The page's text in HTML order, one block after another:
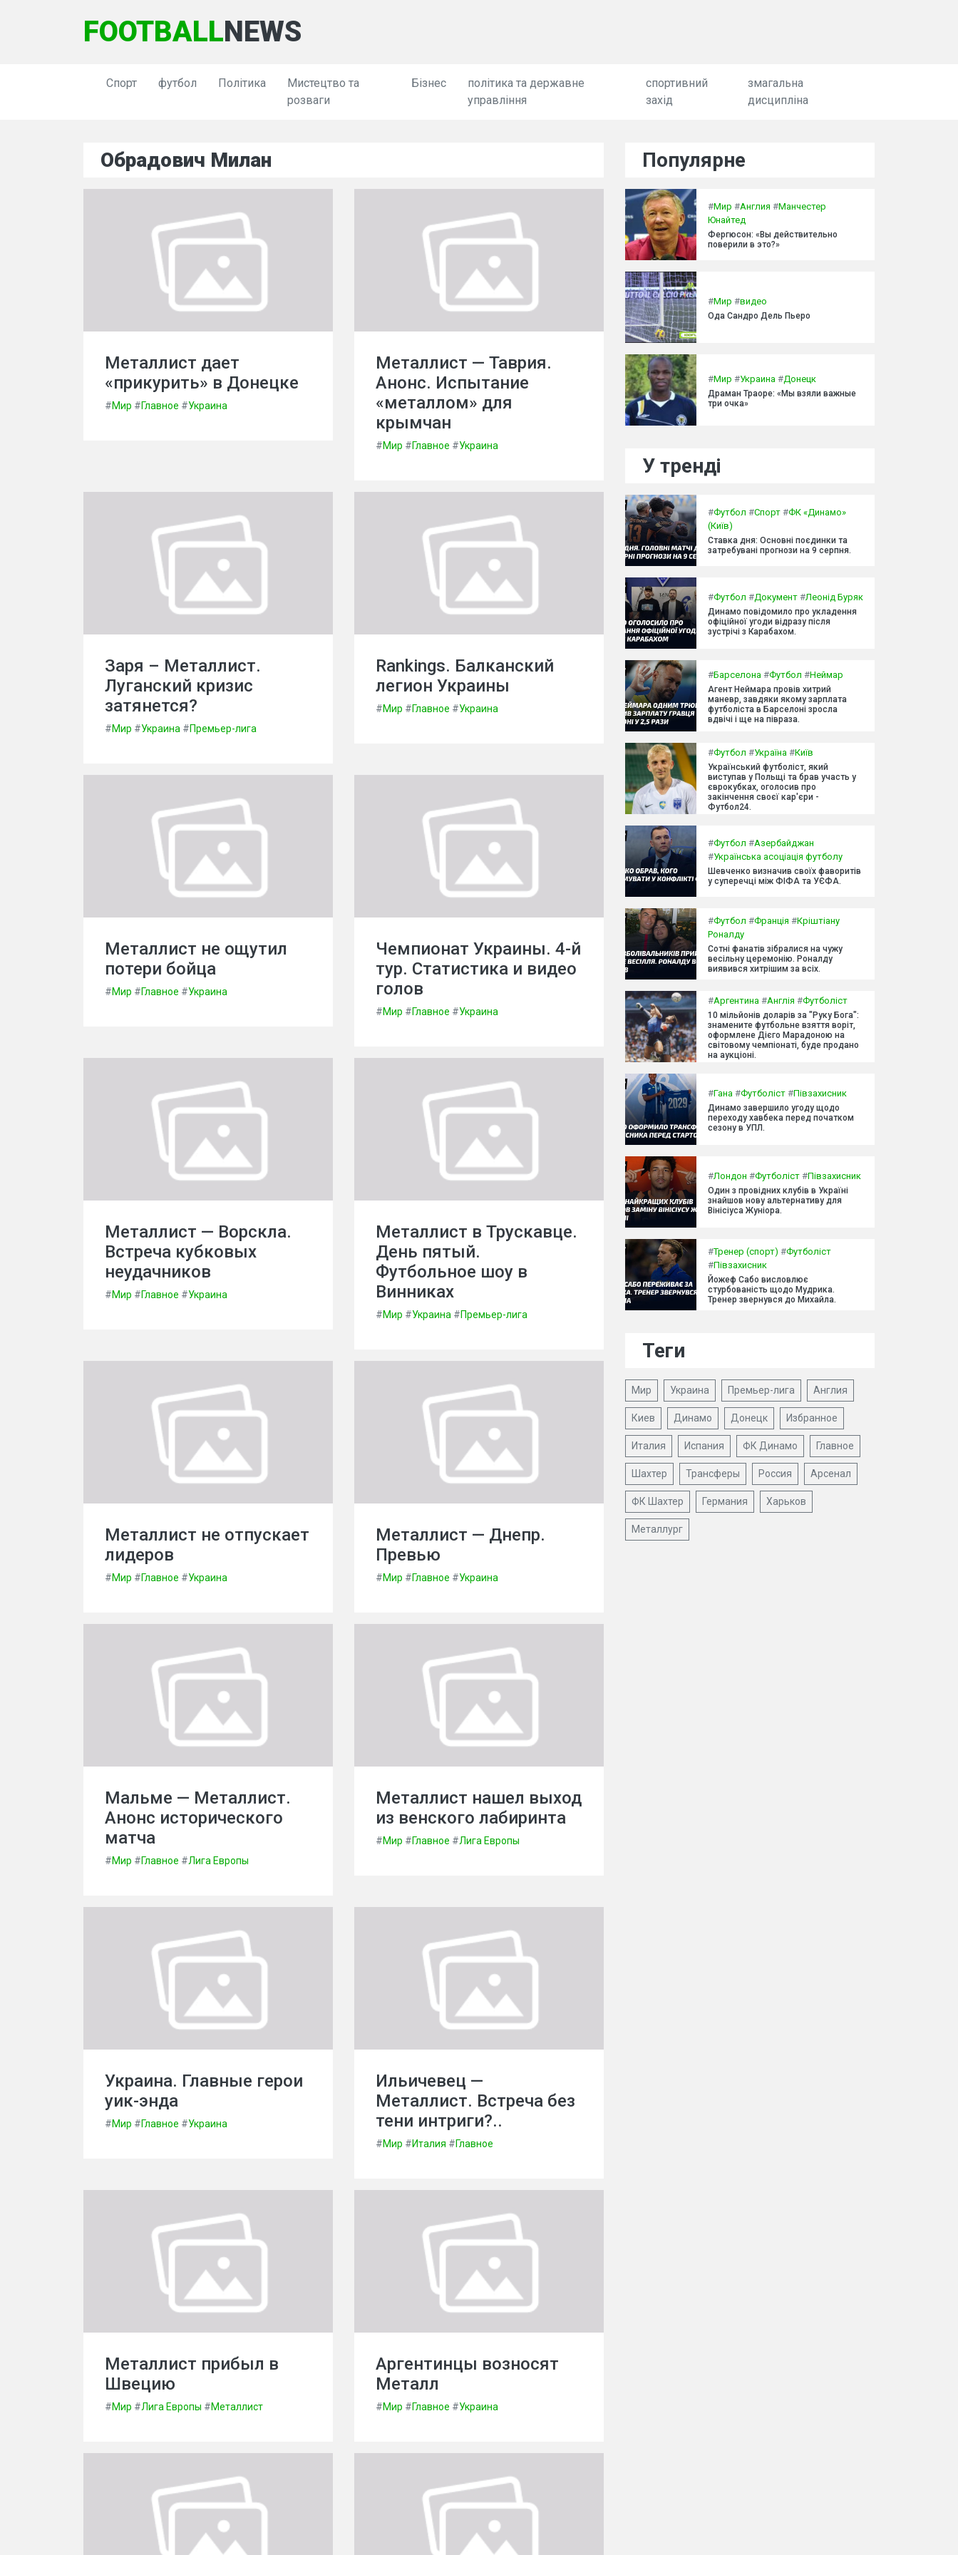
FOOTBALLNEWS
Спорт футбол Політика
Мистецтво та
розваги
Бізнес
політика та державне
управління
спортивний
захід
змагальна
дисципліна
Обрадович Милан
Металлист дает
«прикурить» в Донецке
#Мир #Главное #Украина
Металлист — Таврия.
Анонс. Испытание
«металлом» для
крымчан
#Мир #Главное #Украина
Заря – Металлист.
Луганский кризис
затянется?
#Мир #Украина #Премьер-лига
Rankings. Балканский
легион Украины
#Мир #Главное #Украина
Металлист не ощутил
потери бойца
#Мир #Главное #Украина
Чемпионат Украины. 4-й
тур. Статистика и видео
голов
#Мир #Главное #Украина
Металлист — Ворскла.
Встреча кубковых
неудачников
#Мир #Главное #Украина
Металлист в Трускавце.
День пятый.
Футбольное шоу в
Винниках
#Мир #Украина #Премьер-лига
Металлист не отпускает
лидеров
#Мир #Главное #Украина
Металлист — Днепр.
Превью
#Мир #Главное #Украина
Мальме — Металлист.
Анонс исторического
матча
#Мир #Главное #Лига Европы
Металлист нашел выход
из венского лабиринта
#Мир #Главное #Лига Европы
Украина. Главные герои
уик-энда
#Мир #Главное #Украина
Ильичевец —
Металлист. Встреча без
тени интриги?..
#Мир #Италия #Главное
Металлист прибыл в
Швецию
#Мир #Лига Европы #Металлист
Аргентинцы возносят
Металл
#Мир #Главное #Украина
Популярне
#Мир #Англия #Манчестер
Юнайтед
Фергюсон: «Вы действительно
поверили в это?»
#Мир #видео
Ода Сандро Дель Пьеро
#Мир #Украина #Донецк
Драман Траоре: «Мы взяли важные
три очка»
У тренді
#Футбол #Спорт #ФК «Динамо»
(Київ)
Ставка дня: Основні поєдинки та
затребувані прогнози на 9 серпня.
#Футбол #Документ #Леонід Буряк
Динамо повідомило про укладення
офіційної угоди відразу після
зустрічі з Карабахом.
#Барселона #Футбол #Неймар
Агент Неймара провів хитрий
маневр, завдяки якому зарплата
футболіста в Барселоні зросла
вдвічі і ще на півраза.
#Футбол #Україна #Київ
Український футболіст, який
виступав у Польщі та брав участь у
єврокубках, оголосив про
закінчення своєї кар'єри -
Футбол24.
#Футбол #Азербайджан
#Українська асоціація футболу
Шевченко визначив своїх фаворитів
у суперечці між ФІФА та УЄФА.
#Футбол #Франція #Кріштіану
Роналду
Сотні фанатів зібралися на чужу
весільну церемонію. Роналду
виявився хитрішим за всіх.
#Аргентина #Англія #Футболіст
10 мільйонів доларів за "Руку Бога":
знамените футбольне взяття воріт,
оформлене Дієго Марадоною на
світовому чемпіонаті, буде продано
на аукціоні.
#Гана #Футболіст #Півзахисник
Динамо завершило угоду щодо
переходу хавбека перед початком
сезону в УПЛ.
#Лондон #Футболіст #Півзахисник
Один з провідних клубів в Україні
знайшов нову альтернативу для
Вінісіуса Жуніора.
#Тренер (спорт) #Футболіст
#Півзахисник
Йожеф Сабо висловлює
стурбованість щодо Мудрика.
Тренер звернувся до Михайла.
Теги
Мир Украина Премьер-лига Англия
Киев Динамо Донецк Избранное
Италия Испания ФК Динамо Главное
Шахтер Трансферы Россия Арсенал
ФК Шахтер Германия Харьков
Металлург